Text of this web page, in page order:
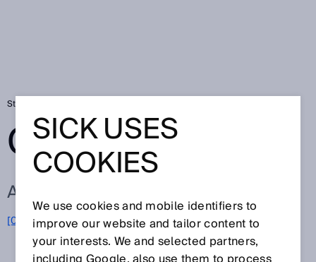
Startseite
GLOSSAR
ALLE BEGRIFFE ZU P
[0-9] A B C D E F G H I J K L M
Q R S T U V W X Y Z
SICK USES
COOKIES
We use cookies and mobile identifiers to
improve our website and tailor content to
your interests. We and selected partners,